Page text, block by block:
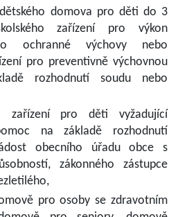
domova pro děti do 3
zařízení pro výkon
ochranné výchovy nebo
pro preventivně výchovnou
rozhodnutí soudu nebo
zařízení pro děti vyžadující
na základě rozhodnutí
obecního úřadu obce s
zákonného zástupce
pro osoby se zdravotním